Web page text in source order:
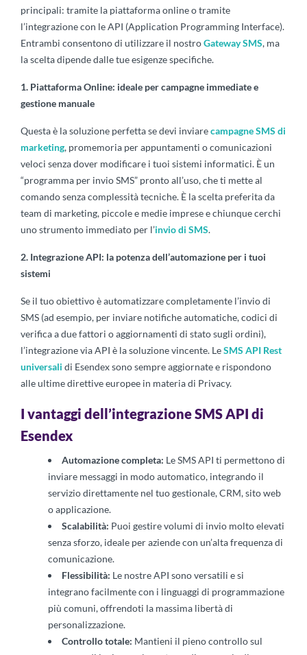
principali: tramite la piattaforma online o tramite
l’integrazione con le API (Application Programming Interface).
Entrambi consentono di utilizzare il nostroGateway SMS, ma
la scelta dipende dalle tue esigenze specifiche.
1. Piattaforma Online: ideale per campagne immediate e
gestione manuale
Questa è la soluzione perfetta se devi inviarecampagne SMS di
marketing, promemoria per appuntamenti o comunicazioni
veloci senza dover modificare i tuoi sistemi informatici. È un
“programma per invio SMS” pronto all’uso, che ti mette al
comando senza complessità tecniche. È la scelta preferita da
team di marketing, piccole e medie imprese e chiunque cerchi
uno strumento immediato per l’invio di SMS.
2. Integrazione API: la potenza dell’automazione per i tuoi
sistemi
Se il tuo obiettivo è automatizzare completamente l’invio di
SMS (ad esempio, per inviare notifiche automatiche, codici di
verifica a due fattori o aggiornamenti di stato sugli ordini),
l’integrazione via API è la soluzione vincente. LeSMS API Rest
universali di Esendex sono sempre aggiornate e rispondono
alle ultime direttive europee in materia di Privacy.
I vantaggi dell’integrazione SMS API di
Esendex
Automazione completa: Le SMS API ti permettono di
inviare messaggi in modo automatico, integrando il
servizio direttamente nel tuo gestionale, CRM, sito web
o applicazione.
Scalabilità: Puoi gestire volumi di invio molto elevati
senza sforzo, ideale per aziende con un’alta frequenza di
comunicazione.
Flessibilità: Le nostre API sono versatili e si
integrano facilmente con i linguaggi di programmazione
più comuni, offrendoti la massima libertà di
personalizzazione.
Controllo totale: Mantieni il pieno controllo sul